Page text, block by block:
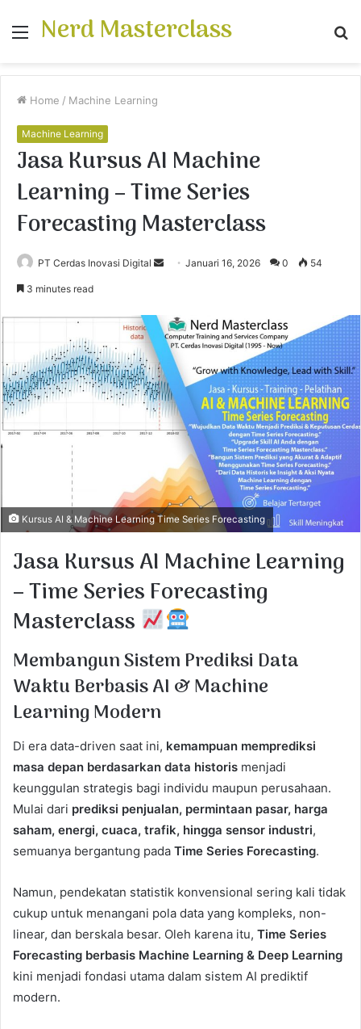
Menu
Nerd Masterclass
Home / Machine Learning
Machine Learning
Jasa Kursus AI Machine
Learning – Time Series
Forecasting Masterclass
PT Cerdas Inovasi Digital
d
a
e
m
a
Januari 16, 2026 0 54
3 minutes read
Kursus AI & Machine Learning Time Series Forecasting
Jasa Kursus AI Machine Learning
– Time Series Forecasting
Masterclass
Membangun Sistem Prediksi Data
Waktu Berbasis AI & Machine
Learning Modern
Di era data-driven saat ini, kemampuan memprediksi
masa depan berdasarkan data historis menjadi
keunggulan strategis bagi individu maupun perusahaan.
Mulai dari prediksi penjualan, permintaan pasar, harga
saham, energi, cuaca, trafik, hingga sensor industri,
semuanya bergantung pada Time Series Forecasting.
Namun, pendekatan statistik konvensional sering kali tidak
cukup untuk menangani pola data yang kompleks, non-
linear, dan berskala besar. Oleh karena itu, Time Series
Forecasting berbasis Machine Learning & Deep Learning
kini menjadi fondasi utama dalam sistem AI prediktif
modern.